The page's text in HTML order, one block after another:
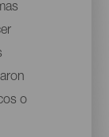
o